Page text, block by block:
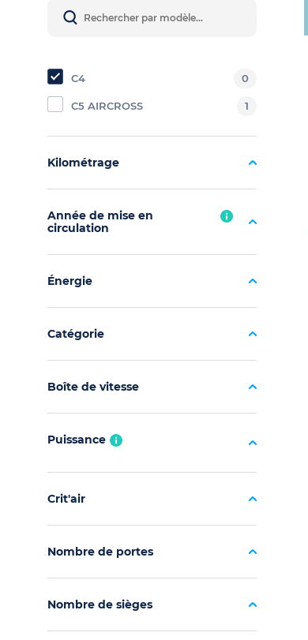
C4 0
C5 AIRCROSS 1
Kilométrage
Année de mise en
circulation
Énergie
Catégorie
Boîte de vitesse
Puissance
Crit'air
Nombre de portes
Nombre de sièges